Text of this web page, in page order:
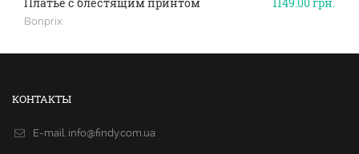
Bonprix
КОНТАКТЫ
E-mail. info@findy.com.ua